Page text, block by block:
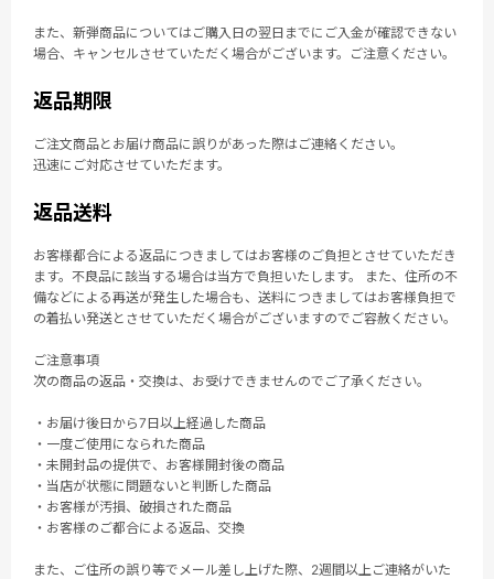
また、新弾商品についてはご購入日の翌日までにご入金が確認できない
場合、キャンセルさせていただく場合がございます。ご注意ください。
返品期限
ご注文商品とお届け商品に誤りがあった際はご連絡ください。
迅速にご対応させていただます。
返品送料
お客様都合による返品につきましてはお客様のご負担とさせていただき
ます。不良品に該当する場合は当方で負担いたします。 また、住所の不
備などによる再送が発生した場合も、送料につきましてはお客様負担で
の着払い発送とさせていただく場合がございますのでご容赦ください。
ご注意事項
次の商品の返品・交換は、お受けできませんのでご了承ください。
・お届け後日から7日以上経過した商品
・一度ご使用になられた商品
・未開封品の提供で、お客様開封後の商品
・当店が状態に問題ないと判断した商品
・お客様が汚損、破損された商品
・お客様のご都合による返品、交換
また、ご住所の誤り等でメール差し上げた際、2週間以上ご連絡がいた